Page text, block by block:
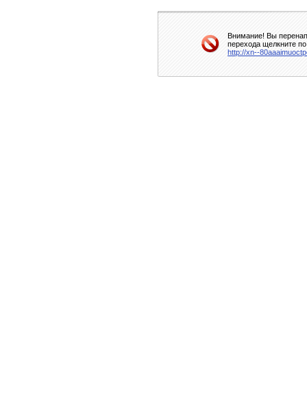
Внимание! Вы
перехода щелкните
http://xn--